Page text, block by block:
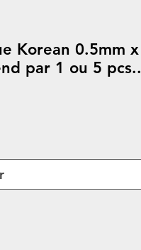
Korean 0.5mm x
par 1 ou 5 pcs..